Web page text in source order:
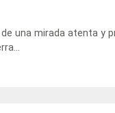
una mirada atenta y